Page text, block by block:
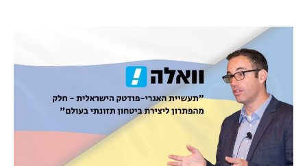
הורסקי
באתר
וואלה:
הקשר
בין